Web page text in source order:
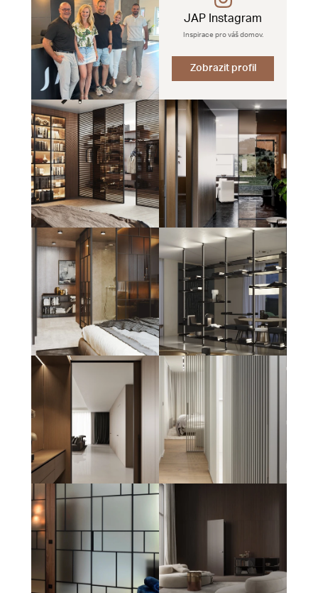
JAP Instagram
Inspirace pro váš domov.
Zobrazit profil